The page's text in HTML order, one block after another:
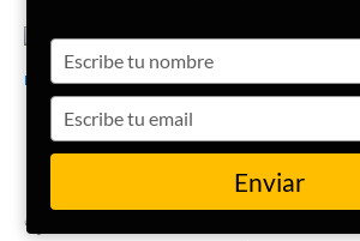
LISA News 13 de agosto de 2024
Boletín semanal (3 – 9
🗞️ Desde LISA News te traemos el
your
name
your
email
Enviar